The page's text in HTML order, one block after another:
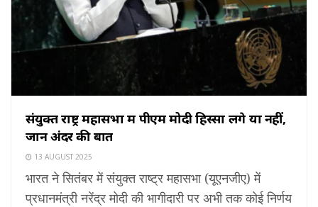
संयुक्त राष्ट्र महासभा में पीएम मोदी हिस्सा लेंगे या नहीं,
जानें अंदर की बात
13 AUGUST 2025
भारत ने सितंबर में संयुक्त राष्ट्र महासभा (यूएनजीए) में
प्रधानमंत्री नरेंद्र मोदी की भागीदारी पर अभी तक कोई निर्णय